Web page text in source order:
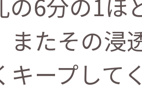
たその浸
ープしてく